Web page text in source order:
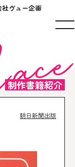
ヴュー企画
制作書籍紹介
朝日新聞出版